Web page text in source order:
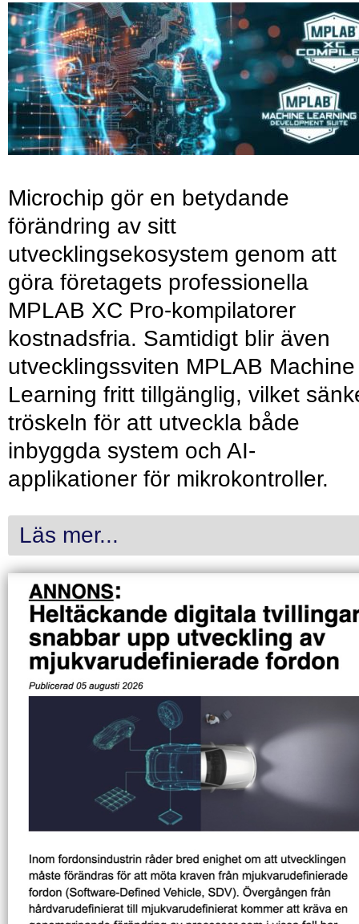
Microchip gör en betydande
förändring av sitt
utvecklingsekosystem genom att
göra företagets professionella
MPLAB XC Pro-kompilatorer
kostnadsfria. Samtidigt blir även
utvecklingssviten MPLAB Machine
Learning fritt tillgänglig, vilket
tröskeln för att utveckla både
inbyggda system och AI-
applikationer för mikrokontroller.
Läs mer...